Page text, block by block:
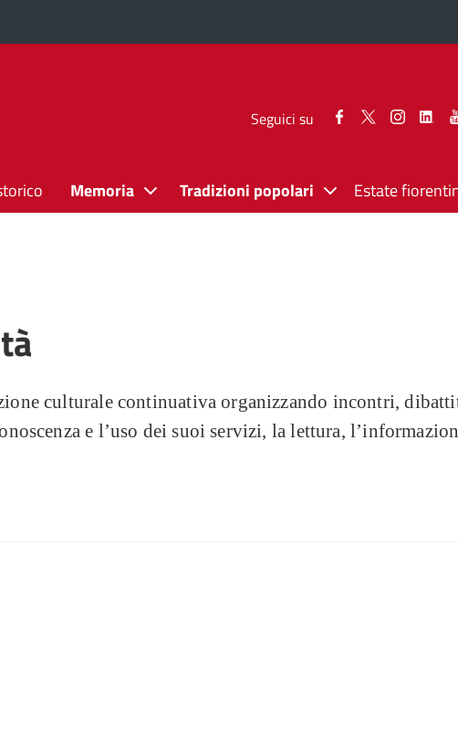
Seguici su
Seguici SeguiciSeguici
Memoria Tradizioni popolari Estate
culturale continuativa organizzando incontri,
e l’uso dei suoi servizi, la lettura,